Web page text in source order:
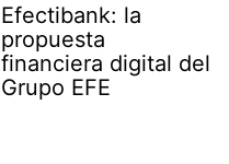
Efectibank: la
propuesta
financiera digital del
Grupo EFE